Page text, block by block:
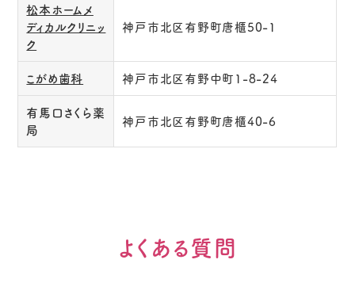
松本ホームメ
ディカルクリニッ
ク
神戸市北区有野町唐櫃50-1
こがめ歯科 神戸市北区有野中町1-8-24
有馬口さくら薬
局
神戸市北区有野町唐櫃40-6
よくある質問